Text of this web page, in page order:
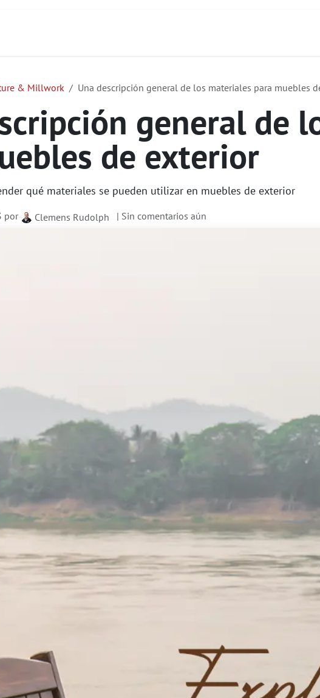
& Millwork Una descripción general de los materiales para muebles
general de
de exterior
qué materiales se pueden utilizar en muebles de exterior
por Clemens Rudolph | Sin comentarios aún